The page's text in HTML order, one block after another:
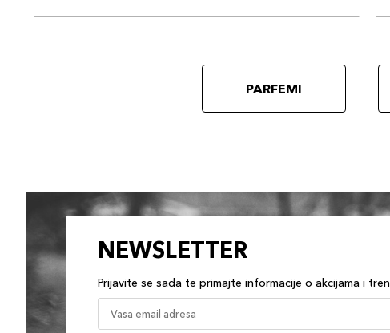
PARFEMI
NEWSLETTER
Prijavite se sada te primajte informacije o akcijama i